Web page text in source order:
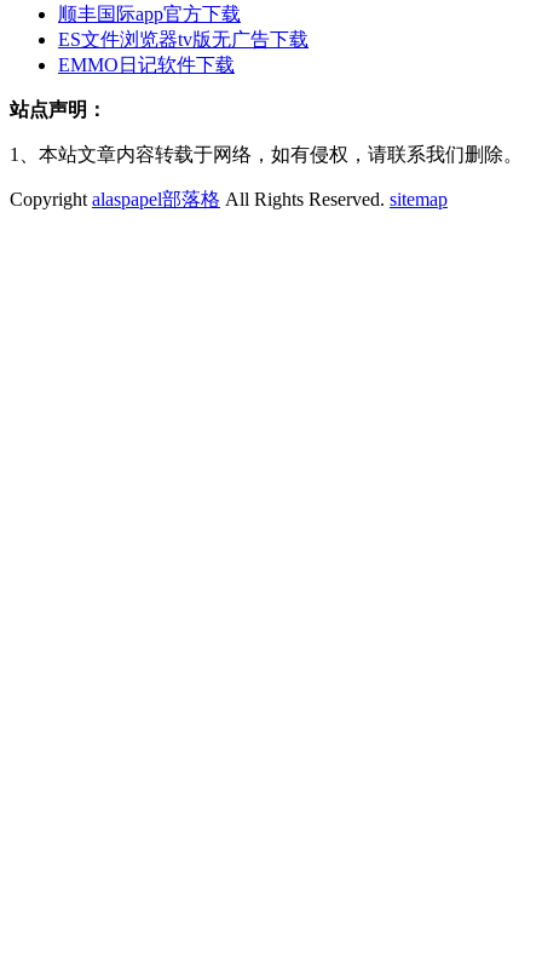
顺丰国际app官方下载
ES文件浏览器tv版无广告下载
EMMO日记软件下载
站点声明：
1、本站文章内容转载于网络，如有侵权，请联系我们删除。
Copyright alaspapel部落格 All Rights Reserved. sitemap